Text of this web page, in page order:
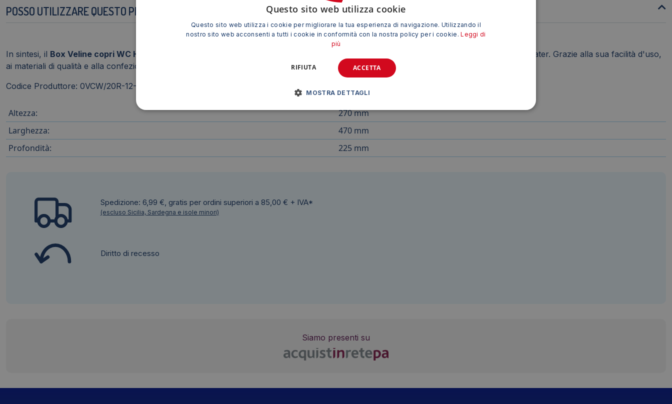
POSSO UTILIZZARE QUESTO PRODOTTO ANCHE IN AMBIENTI PUBBLICI?
In sintesi, il Box Veline copri WC Hylab
rappresenta una soluzione pratica, igienica e conveniente per mantenere pulito e confortevole il water. Grazie alla sua facilità d'uso,
ai materiali di qualità e alla confezione pratica, è un prodotto indispensabile per ogni bagno, sia domestico che pubblico.
Codice Produttore: 0VCW/20R-12-BOX
Altezza:
270 mm
Larghezza:
470 mm
Profondità:
225 mm
Spedizione: 6,99 €, gratis per ordini superiori a 85,00 € + IVA*
(escluso Sicilia, Sardegna e isole minori)
Diritto di recesso
Siamo presenti su
Questo sito web utilizza cookie
Questo sito web utilizza i cookie per migliorare la tua esperienza di navigazione. Utilizzando il
nostro sito web acconsenti a tutti i cookie in conformità con la nostra policy per i cookie.Leggi di
più
ACCETTA
RIFIUTA
MOSTRA DETTAGLI